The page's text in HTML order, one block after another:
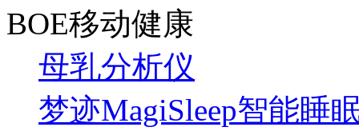
BOE移动健康
母乳分析仪
梦迹MagiSleep智能睡